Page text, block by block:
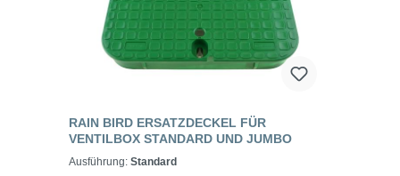
RAIN BIRD ERSATZDECKEL FÜR
VENTILBOX STANDARD UND JUMBO
Ausführung: Standard